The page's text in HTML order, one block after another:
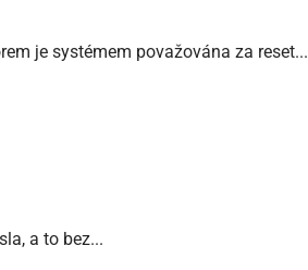
je systémem považována za reset...
a to bez...